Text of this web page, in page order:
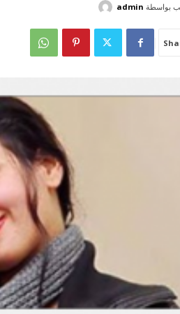
بواسطة admin